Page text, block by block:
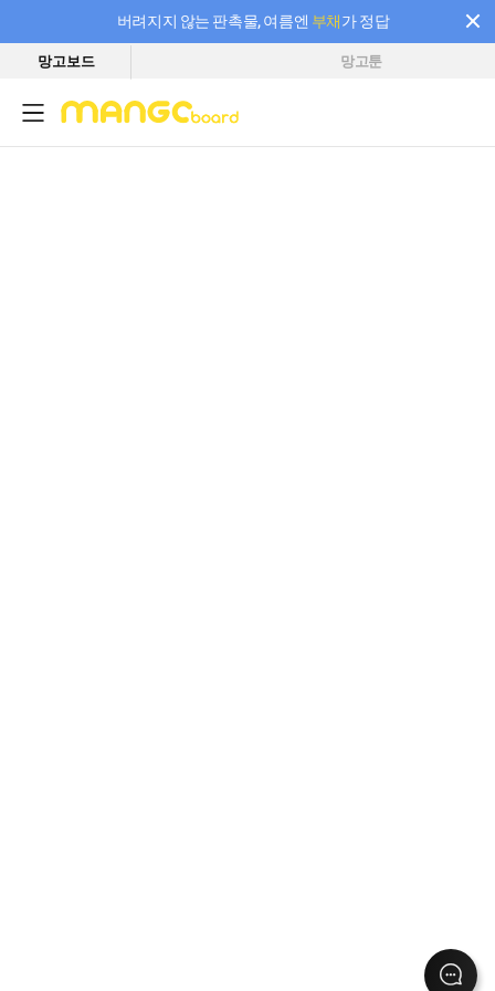
버려지지 않는 판촉물, 여름엔 부채가 정답
필요한 만큼 충전하고 끊김 없이 작업하세요! 새로워진 AI 부스터 요금제
망고보드 망고툰